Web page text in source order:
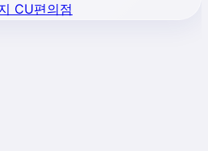
CU편의점